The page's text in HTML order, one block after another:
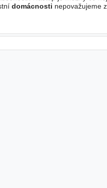
domácnosti nepovažujeme